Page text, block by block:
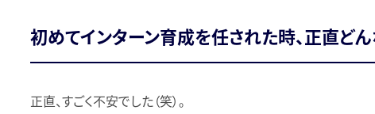
初めてインターン育成を任された時、正直ど
正直、すごく不安でした（笑）。